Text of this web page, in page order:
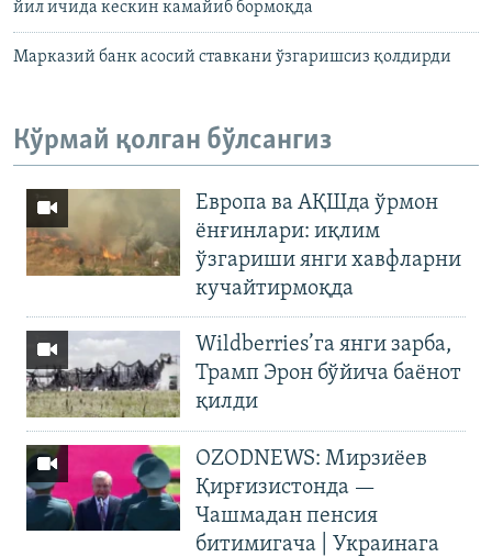
йил ичида кескин камайиб бормоқда
Марказий банк асосий ставкани ўзгаришсиз қолдирди
Кўрмай қолган бўлсангиз
Европа ва АҚШда ўрмон
ёнғинлари: иқлим
ўзгариши янги хавфларни
кучайтирмоқда
Wildberries’га янги зарба,
Трамп Эрон бўйича баёнот
қилди
OZODNEWS: Мирзиёев
Қирғизистонда —
Чашмадан пенсия
битимигача | Украинага